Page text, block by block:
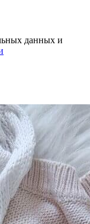
данных и